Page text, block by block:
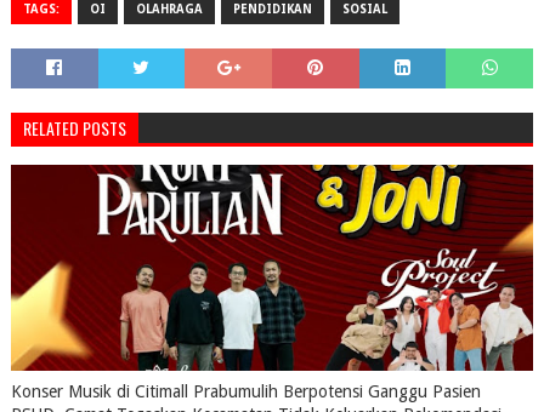
TAGS: OI OLAHRAGA PENDIDIKAN SOSIAL
RELATED POSTS
Konser Musik di Citimall Prabumulih Berpotensi Ganggu Pasien